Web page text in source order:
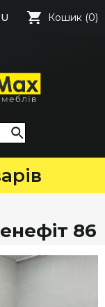
Кошик (0)
86